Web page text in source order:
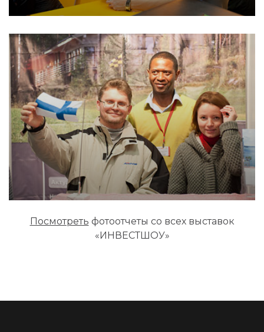
Посмотреть фотоотчеты со всех выставок
«ИНВЕСТШОУ»